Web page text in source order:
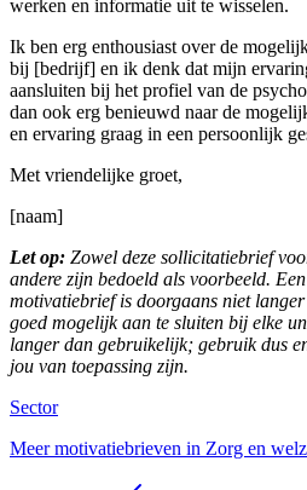
werken en informatie uit te wisselen.
Ik ben erg enthousiast over de
bij [bedrijf] en ik denk dat mijn
aansluiten bij het profiel van de
dan ook erg benieuwd naar de
en ervaring graag in een persoonlijk
Met vriendelijke groet,
[naam]
Let op: Zowel deze sollicitatiebrief
andere zijn bedoeld als voorbeeld.
motivatiebrief is doorgaans niet
goed mogelijk aan te sluiten bij elke
langer dan gebruikelijk; gebruik dus
jou van toepassing zijn.
Sector
Meer motivatiebrieven in Zorg en